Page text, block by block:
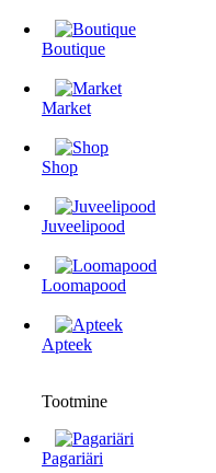
Boutique
Market
Shop
Juveelipood
Loomapood
Apteek
Tootmine
Pagariäri